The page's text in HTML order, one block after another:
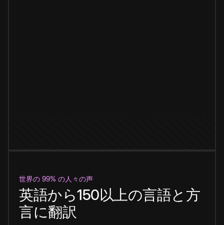
世界の 99% の人々の声
英語から150以上の言語と方
言に翻訳